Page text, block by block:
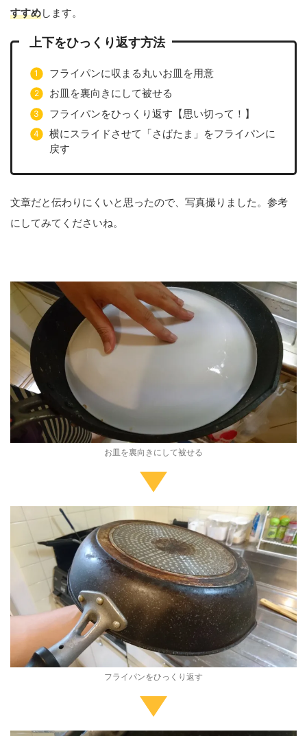
すすめします。
上下をひっくり返す方法
フライパンに収まる丸いお皿を用意
お皿を裏向きにして被せる
フライパンをひっくり返す【思い切って！】
横にスライドさせて「さばたま」をフライパンに
戻す
文章だと伝わりにくいと思ったので、写真撮りました。参考
にしてみてくださいね。
お皿を裏向きにして被せる
フライパンをひっくり返す